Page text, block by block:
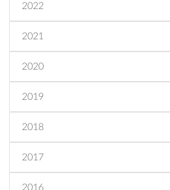
2022
2021
2020
2019
2018
2017
2016